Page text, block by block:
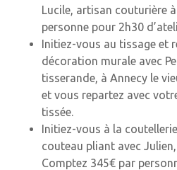
Lucile, artisan couturière
personne pour 2h30
Initiez-vous au tissage et
décoration murale avec
tisserande, à Annecy le
et vous repartez avec
tissée.
Initiez-vous à la
couteau pliant avec
Comptez 345€ par